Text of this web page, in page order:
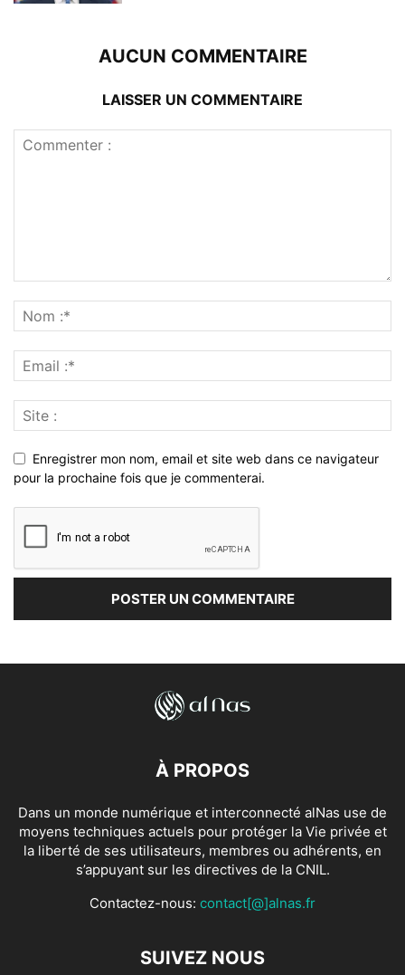
AUCUN COMMENTAIRE
LAISSER UN COMMENTAIRE
Enregistrer mon nom, email et site web dans ce navigateur
pour la prochaine fois que je commenterai.
À PROPOS
Dans un monde numérique et interconnecté alNas use de
moyens techniques actuels pour protéger la Vie privée et
la liberté de ses utilisateurs, membres ou adhérents, en
s’appuyant sur les directives de la CNIL.
Contactez-nous: contact[@]alnas.fr
SUIVEZ NOUS